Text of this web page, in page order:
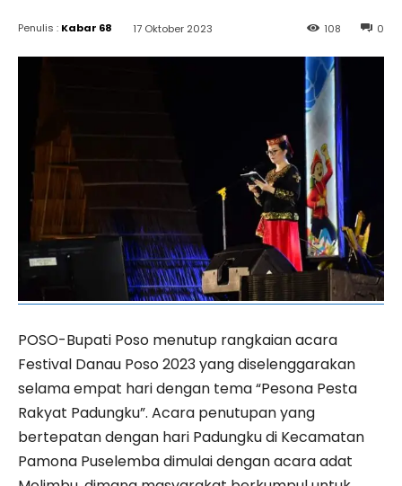
Penulis : Kabar 68 17 Oktober 2023 0
108
POSO-Bupati Poso menutup rangkaian acara
Festival Danau Poso 2023 yang diselenggarakan
selama empat hari dengan tema “Pesona Pesta
Rakyat Padungku”. Acara penutupan yang
bertepatan dengan hari Padungku di Kecamatan
Pamona Puselemba dimulai dengan acara adat